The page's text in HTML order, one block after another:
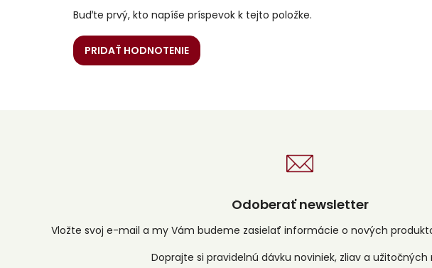
Buďte prvý, kto napíše príspevok k tejto položke.
PRIDAŤ HODNOTENIE
Odoberať newsletter
Vložte svoj e-mail a my Vám budeme zasielať informácie o nových